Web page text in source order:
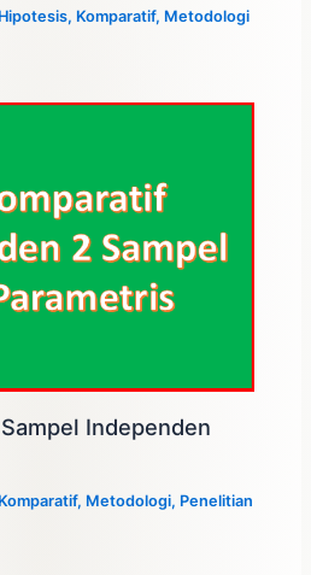
Hipotesis, Komparatif, Metodologi
Independen
Komparatif, Metodologi, Penelitian